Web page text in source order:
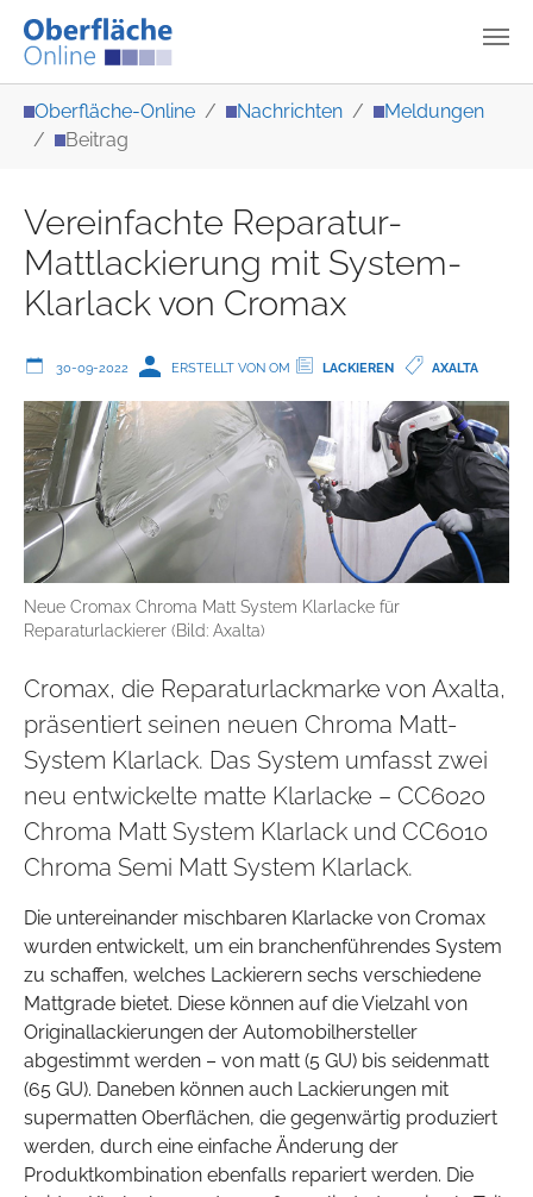
Oberfläche-Online Nachrichten
Meldungen
Beitrag
Vereinfachte Reparatur-
Mattlackierung mit System-
Klarlack von Cromax
30-09-2022 ERSTELLT VON OM LACKIEREN AXALTA
Neue Cromax Chroma Matt System Klarlacke für
Reparaturlackierer (Bild: Axalta)
Cromax, die Reparaturlackmarke von Axalta,
präsentiert seinen neuen Chroma Matt-
System Klarlack. Das System umfasst zwei
neu entwickelte matte Klarlacke – CC6020
Chroma Matt System Klarlack und CC6010
Chroma Semi Matt System Klarlack.
Die untereinander mischbaren Klarlacke von Cromax
wurden entwickelt, um ein branchenführendes System
zu schaffen, welches Lackierern sechs verschiedene
Mattgrade bietet. Diese können auf die Vielzahl von
Originallackierungen der Automobilhersteller
abgestimmt werden – von matt (5 GU) bis seidenmatt
(65 GU). Daneben können auch Lackierungen mit
supermatten Oberflächen, die gegenwärtig produziert
werden, durch eine einfache Änderung der
Produktkombination ebenfalls repariert werden. Die